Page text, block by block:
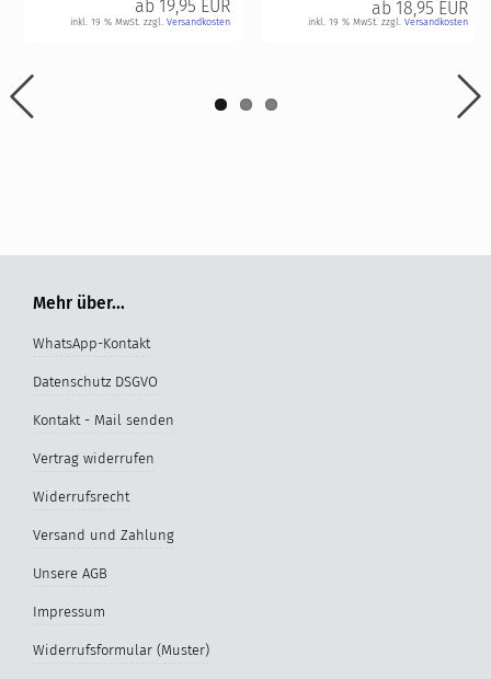
ab 19,95 EUR
inkl. 19 % MwSt. zzgl. Versandkosten
ab 18,95 EUR
inkl. 19 % MwSt. zzgl. Versandkosten
Mehr über...
WhatsApp-Kontakt
Datenschutz DSGVO
Kontakt - Mail senden
Vertrag widerrufen
Widerrufsrecht
Versand und Zahlung
Unsere AGB
Impressum
Widerrufsformular (Muster)